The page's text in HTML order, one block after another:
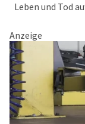
Leben und Tod
Anzeige